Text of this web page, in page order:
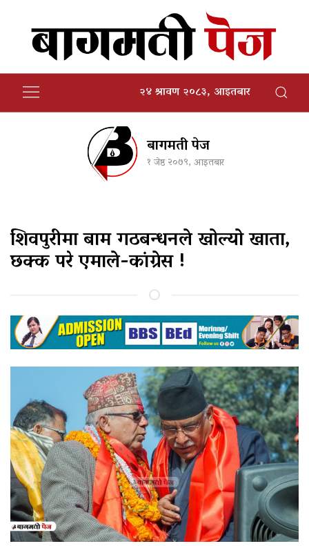
२४ श्रावण २०८३, आइतबार
बागमती पेज
१ जेष्ठ २०७९, आइतबार
शिवपुरीमा बाम गठबन्धनले खोल्यो खाता,
छक्क परे एमाले-कांग्रेस !